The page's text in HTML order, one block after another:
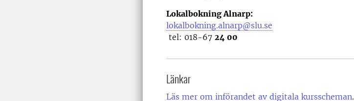
Lokalbokning Alnarp:
lokalbokning.alnarp@slu.se
tel: 018-67 24 00
Länkar
Läs mer om införandet av digitala kursscheman.